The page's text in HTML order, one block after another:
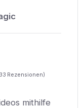
33 Rezensionen)
mithilfe